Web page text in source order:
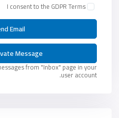
I consent to the GDPR Terms
from "Inbox" page in your
user account.